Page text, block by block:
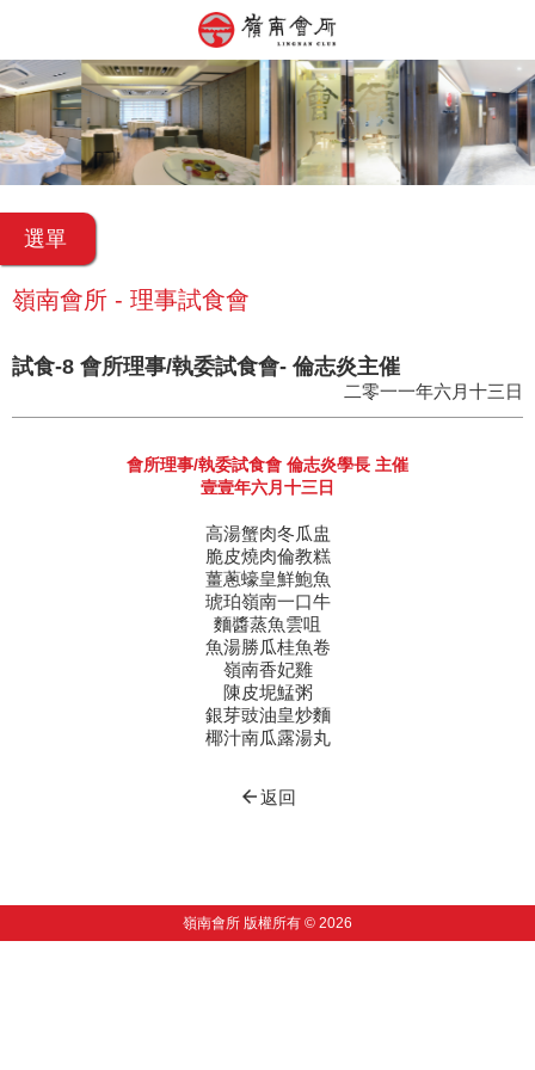
選單
嶺南會所 - 理事試食會
試食-8 會所理事/執委試食會- 倫志炎主催
二零一一年六月十三日
會所理事/執委試食會 倫志炎學長 主催
壹壹年六月十三日
高湯蟹肉冬瓜盅
脆皮燒肉倫教糕
薑蔥蠔皇鮮鮑魚
琥珀嶺南一口牛
麵醬蒸魚雲咀
魚湯勝瓜桂魚卷
嶺南香妃雞
陳皮坭鯭粥
銀芽豉油皇炒麵
椰汁南瓜露湯丸
arrow_back返回
嶺南會所 版權所有 © 2026